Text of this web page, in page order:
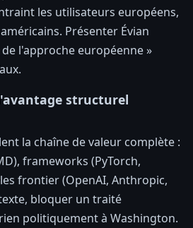
les utilisateurs européens,
Présenter Évian
l'approche européenne »
structurel
la chaîne de valeur complète :
frameworks (PyTorch,
frontier (OpenAI, Anthropic,
bloquer un traité
politiquement à Washington.